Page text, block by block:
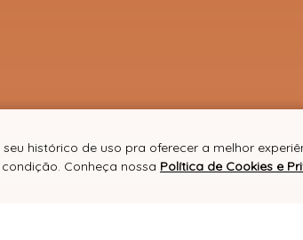
histórico de uso pra oferecer a melhor
Conheça nossa Política de Cookies e